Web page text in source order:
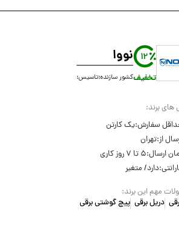
12
تخفیف
نووا
کشور سازنده:تاسیس:
های برند:
سفارش:یک کارتن
از:تهران
ارسال:۵ تا ۷ روز کاری
دارد/ متغیر
مهم این برند:
دریل برقی پیچ گوشتی برقی